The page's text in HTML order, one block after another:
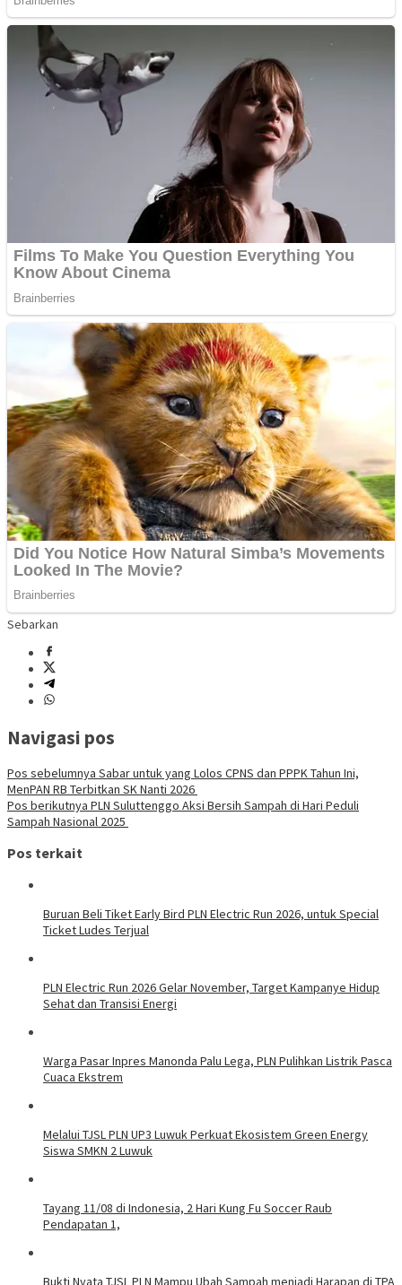
Sebarkan
Navigasi pos
Pos sebelumnya Sabar untuk yang Lolos CPNS dan PPPK Tahun Ini,
MenPAN RB Terbitkan SK Nanti 2026
Pos berikutnya PLN Suluttenggo Aksi Bersih Sampah di Hari Peduli
Sampah Nasional 2025
Pos terkait
Buruan Beli Tiket Early Bird PLN Electric Run 2026, untuk Special
Ticket Ludes Terjual
PLN Electric Run 2026 Gelar November, Target Kampanye Hidup
Sehat dan Transisi Energi
Warga Pasar Inpres Manonda Palu Lega, PLN Pulihkan Listrik Pasca
Cuaca Ekstrem
Melalui TJSL PLN UP3 Luwuk Perkuat Ekosistem Green Energy
Siswa SMKN 2 Luwuk
Tayang 11/08 di Indonesia, 2 Hari Kung Fu Soccer Raub
Pendapatan 1,
Bukti Nyata TJSL PLN Mampu Ubah Sampah menjadi Harapan di TPA